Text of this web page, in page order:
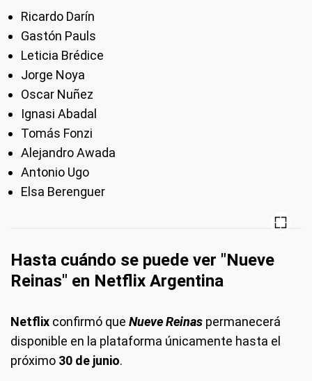
Ricardo Darín
Gastón Pauls
Leticia Brédice
Jorge Noya
Oscar Nuñez
Ignasi Abadal
Tomás Fonzi
Alejandro Awada
Antonio Ugo
Elsa Berenguer
Hasta cuándo se puede ver "Nueve
Reinas" en Netflix Argentina
Netflix confirmó que Nueve Reinas permanecerá
disponible en la plataforma únicamente hasta el
próximo 30 de junio.